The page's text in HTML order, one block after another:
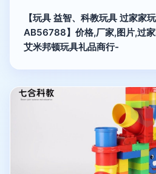
【玩具 益智、科教玩具 过家家
AB56788】价格,厂家,图片,过
艾米邦顿玩具礼品商行-